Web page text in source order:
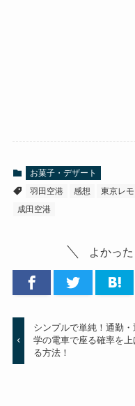
お菓子・デザート
羽田空港
感想 東京レ
成田空港
よかっ
シンプルで単純！通勤・
学の電車で座る確率を上
る方法！